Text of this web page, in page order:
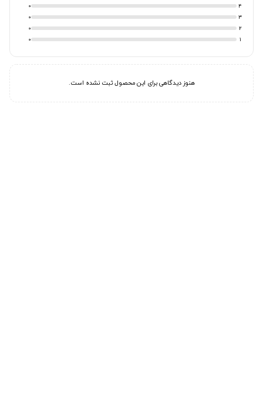
4
0
3
0
2
0
1
0
هنوز دیدگاهی برای این محصول ثبت نشده است.